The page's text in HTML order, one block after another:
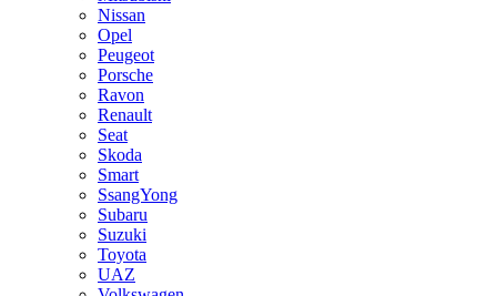
Nissan
Opel
Peugeot
Porsche
Ravon
Renault
Seat
Skoda
Smart
SsangYong
Subaru
Suzuki
Toyota
UAZ